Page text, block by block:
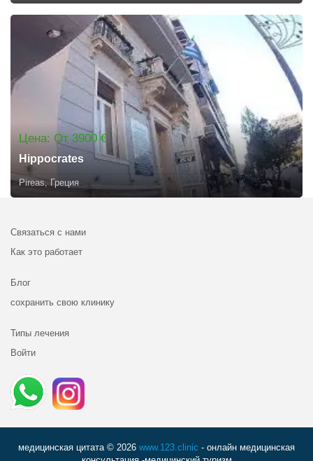
Цена: От 3900 €
Hippocrates
Pireas, Греция
Связаться с нами
Как это работает
Блог
сохранить свою клинику
Типы лечения
Войти
медицинская цитата © 2026 www.123.clinic - онлайн медицинская